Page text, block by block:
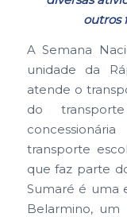
outros
A Semana
unidade da
atende o
do
transporte
que faz parte
Sumaré é uma
Belarmino, um